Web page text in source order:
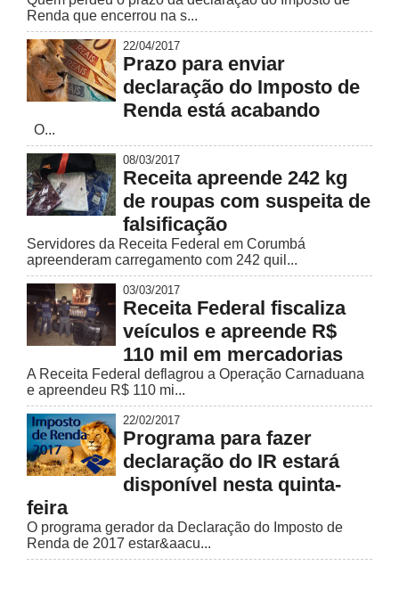
Renda que encerrou na s...
22/04/2017
Prazo para enviar
declaração do Imposto de
Renda está acabando
O...
08/03/2017
Receita apreende 242 kg
de roupas com suspeita de
falsificação
Servidores da Receita Federal em Corumbá
apreenderam carregamento com 242 quil...
03/03/2017
Receita Federal fiscaliza
veículos e apreende R$
110 mil em mercadorias
A Receita Federal deflagrou a Operação Carnaduana
e apreendeu R$ 110 mi...
22/02/2017
Programa para fazer
declaração do IR estará
disponível nesta quinta-
feira
O programa gerador da Declaração do Imposto de
Renda de 2017 estar&aacu...